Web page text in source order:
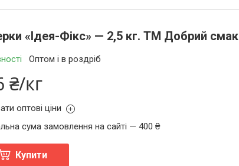
«Ідея-Фікс» — 2,5 кг. ТМ Добрий смак
Оптом і в роздріб
₴/кг
оптові ціни
сума замовлення на сайті — 400 ₴
Купити